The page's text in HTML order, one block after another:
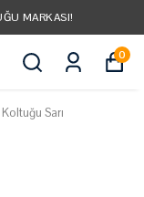
MARKASI!
0
Sarı